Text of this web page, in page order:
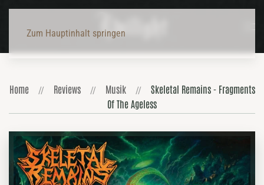
Zum Hauptinhalt springen
Home Reviews Musik
Skeletal Remains - Fragments
Of The Ageless